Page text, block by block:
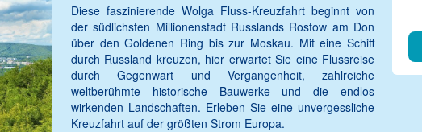
Diese faszinierende Wolga Fluss-Kreuzfahrt beginnt von
der südlichsten Millionenstadt Russlands Rostow am Don
über den Goldenen Ring bis zur Moskau. Mit eine Schiff
durch Russland kreuzen, hier erwartet Sie eine Flussreise
durch Gegenwart und Vergangenheit, zahlreiche
weltberühmte historische Bauwerke und die endlos
wirkenden Landschaften. Erleben Sie eine unvergessliche
Kreuzfahrt auf der größten Strom Europa.